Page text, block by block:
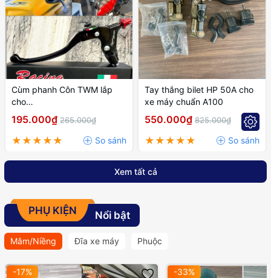
Cùm phanh Côn TWM lắp
cho
EXCITER,WINNER,SONIC,
RAIDER,..
195.000₫ 265.000₫
Tay thắng bilet HP 50A cho
xe máy chuẩn A100
550.000₫ 825.000₫
Xem tất cả
PHỤ KIỆN Nổi bật
Mâm/Niềng Đĩa xe máy Phuộc
-17% -33%